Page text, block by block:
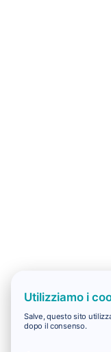
Utilizziamo i
Salve, questo sito
dopo il consenso.